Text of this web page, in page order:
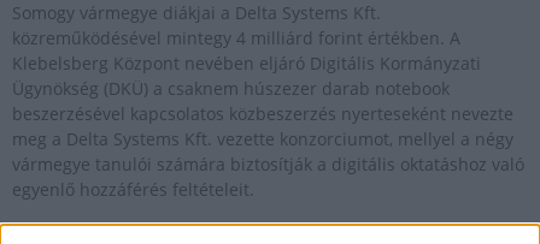
Somogy vármegye diákjai a Delta Systems Kft.
közreműködésével mintegy 4 milliárd forint értékben. A
Klebelsberg Központ nevében eljáró Digitális Kormányzati
Ügynökség (DKÜ) a csaknem húszezer darab notebook
beszerzésével kapcsolatos közbeszerzés nyerteseként nevezte
meg a Delta Systems Kft. vezette konzorciumot, mellyel a négy
vármegye tanulói számára biztosítják a digitális oktatáshoz való
egyenlő hozzáférés feltételeit.